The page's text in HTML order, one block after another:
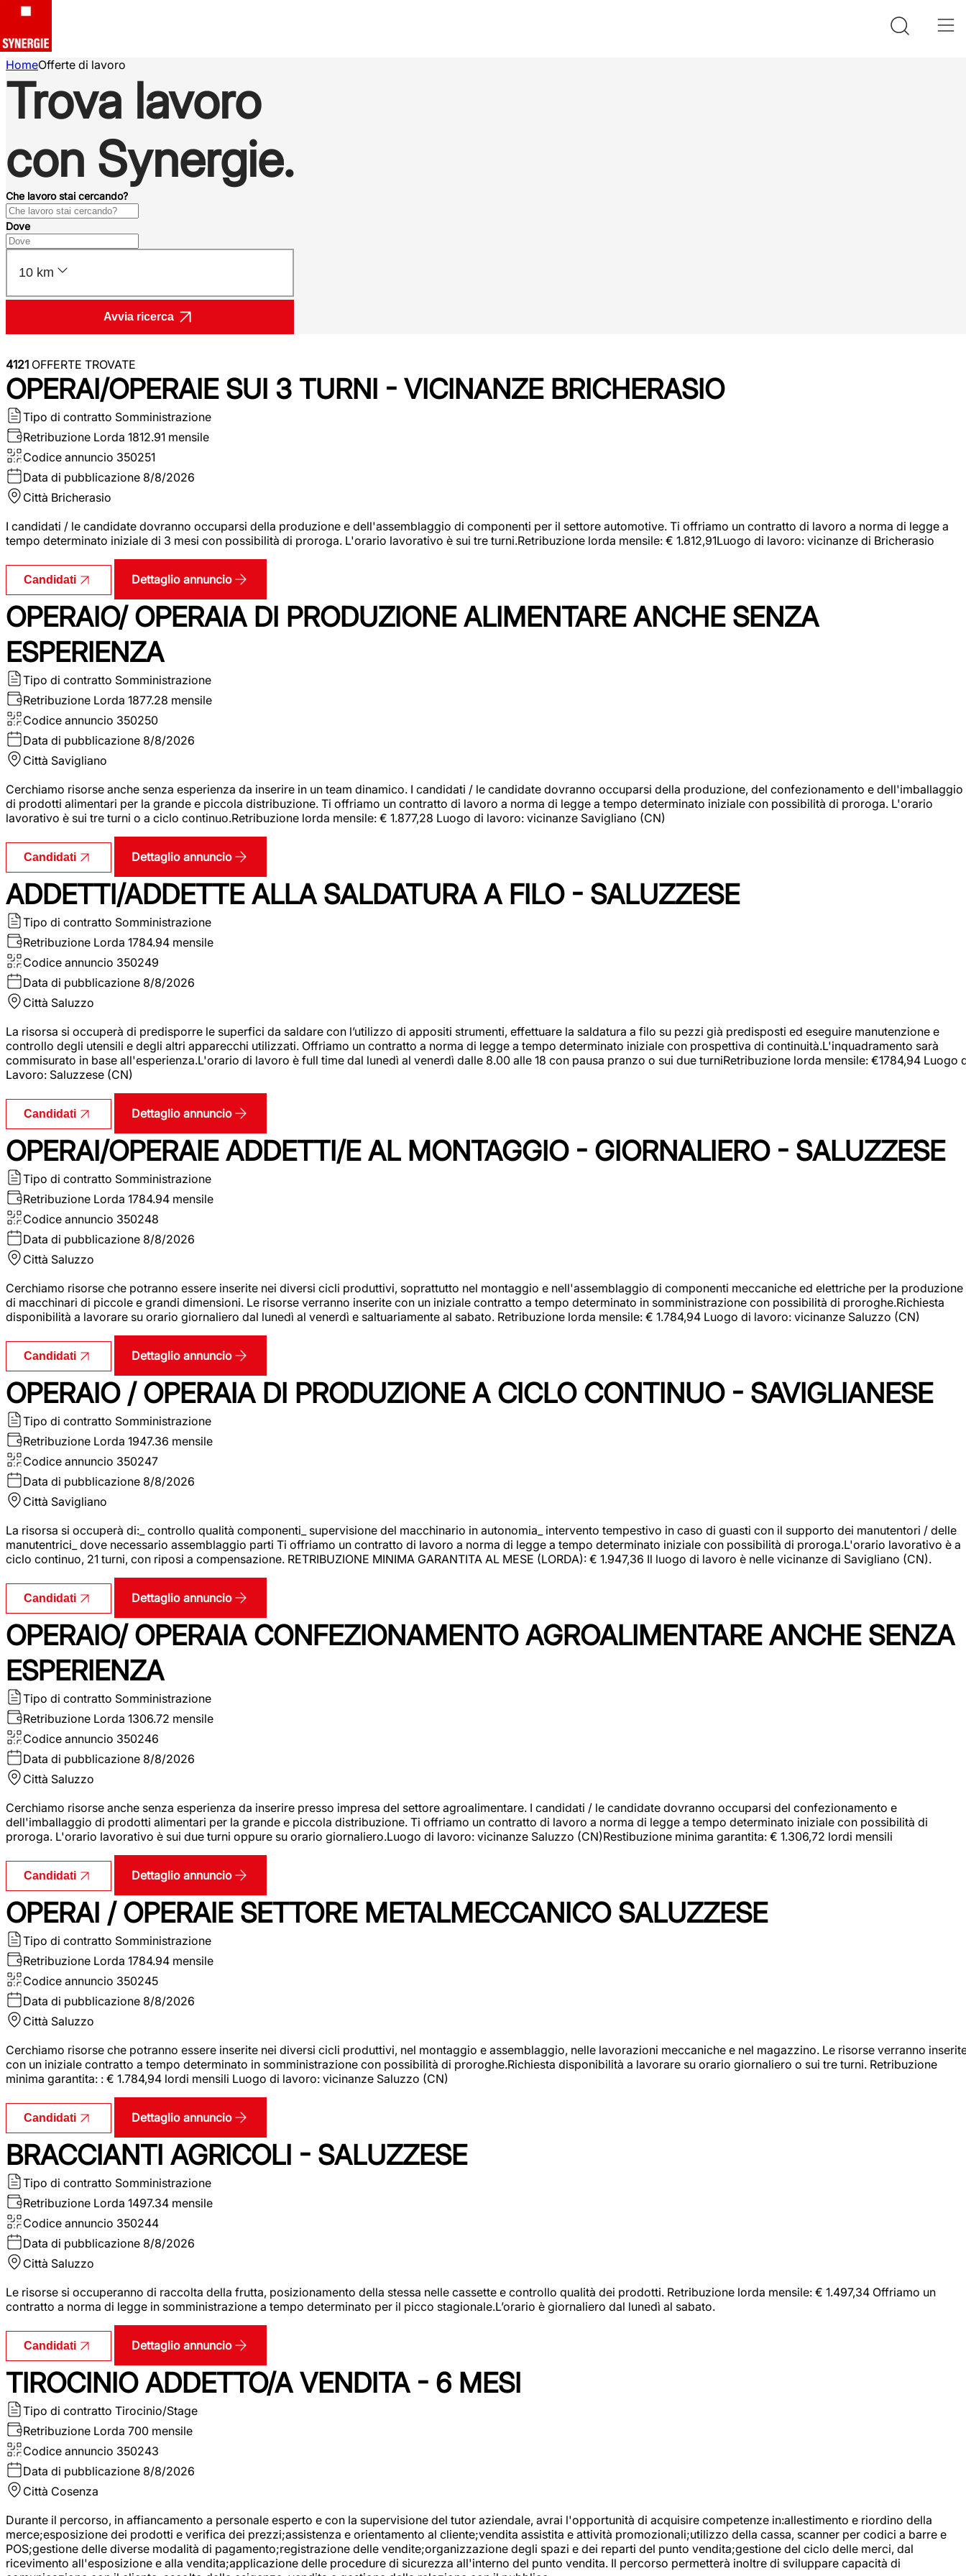
HomeOfferte di lavoro
Trova lavoro
con Synergie.
Che lavoro stai cercando?
Dove
10 km
Avvia ricerca
4121 OFFERTE TROVATE
OPERAI/OPERAIE SUI 3 TURNI - VICINANZE BRICHERASIO
Tipo di contratto Somministrazione
Retribuzione Lorda 1812.91 mensile
Codice annuncio 350251
Data di pubblicazione 8/8/2026
Città Bricherasio
I candidati / le candidate dovranno occuparsi della produzione e dell'assemblaggio di componenti per il settore automotive. Ti offriamo un contratto di lavoro a norma di legge a
tempo determinato iniziale di 3 mesi con possibilità di proroga. L'orario lavorativo è sui tre turni.Retribuzione lorda mensile: € 1.812,91Luogo di lavoro: vicinanze di Bricherasio
Candidati Dettaglio annuncio
OPERAIO/ OPERAIA DI PRODUZIONE ALIMENTARE ANCHE SENZA
ESPERIENZA
Tipo di contratto Somministrazione
Retribuzione Lorda 1877.28 mensile
Codice annuncio 350250
Data di pubblicazione 8/8/2026
Città Savigliano
Cerchiamo risorse anche senza esperienza da inserire in un team dinamico. I candidati / le candidate dovranno occuparsi della produzione, del confezionamento e dell'imballaggio
di prodotti alimentari per la grande e piccola distribuzione. Ti offriamo un contratto di lavoro a norma di legge a tempo determinato iniziale con possibilità di proroga. L'orario
lavorativo è sui tre turni o a ciclo continuo.Retribuzione lorda mensile: € 1.877,28 Luogo di lavoro: vicinanze Savigliano (CN)
Candidati Dettaglio annuncio
ADDETTI/ADDETTE ALLA SALDATURA A FILO - SALUZZESE
Tipo di contratto Somministrazione
Retribuzione Lorda 1784.94 mensile
Codice annuncio 350249
Data di pubblicazione 8/8/2026
Città Saluzzo
La risorsa si occuperà di predisporre le superfici da saldare con l’utilizzo di appositi strumenti, effettuare la saldatura a filo su pezzi già predisposti ed eseguire manutenzione e
controllo degli utensili e degli altri apparecchi utilizzati. Offriamo un contratto a norma di legge a tempo determinato iniziale con prospettiva di continuità.L'inquadramento sarà
commisurato in base all'esperienza.L'orario di lavoro è full time dal lunedì al venerdì dalle 8.00 alle 18 con pausa pranzo o sui due turniRetribuzione lorda mensile: €1784,94 Luogo
Lavoro: Saluzzese (CN)
Candidati Dettaglio annuncio
OPERAI/OPERAIE ADDETTI/E AL MONTAGGIO - GIORNALIERO - SALUZZESE
Tipo di contratto Somministrazione
Retribuzione Lorda 1784.94 mensile
Codice annuncio 350248
Data di pubblicazione 8/8/2026
Città Saluzzo
Cerchiamo risorse che potranno essere inserite nei diversi cicli produttivi, soprattutto nel montaggio e nell'assemblaggio di componenti meccaniche ed elettriche per la produzione
di macchinari di piccole e grandi dimensioni. Le risorse verranno inserite con un iniziale contratto a tempo determinato in somministrazione con possibilità di proroghe.Richiesta
disponibilità a lavorare su orario giornaliero dal lunedì al venerdì e saltuariamente al sabato. Retribuzione lorda mensile: € 1.784,94 Luogo di lavoro: vicinanze Saluzzo (CN)
Candidati Dettaglio annuncio
OPERAIO / OPERAIA DI PRODUZIONE A CICLO CONTINUO - SAVIGLIANESE
Tipo di contratto Somministrazione
Retribuzione Lorda 1947.36 mensile
Codice annuncio 350247
Data di pubblicazione 8/8/2026
Città Savigliano
La risorsa si occuperà di:_ controllo qualità componenti_ supervisione del macchinario in autonomia_ intervento tempestivo in caso di guasti con il supporto dei manutentori / delle
manutentrici_ dove necessario assemblaggio parti Ti offriamo un contratto di lavoro a norma di legge a tempo determinato iniziale con possibilità di proroga.L'orario lavorativo è a
ciclo continuo, 21 turni, con riposi a compensazione. RETRIBUZIONE MINIMA GARANTITA AL MESE (LORDA): € 1.947,36 Il luogo di lavoro è nelle vicinanze di Savigliano (CN).
Candidati Dettaglio annuncio
OPERAIO/ OPERAIA CONFEZIONAMENTO AGROALIMENTARE ANCHE SENZA
ESPERIENZA
Tipo di contratto Somministrazione
Retribuzione Lorda 1306.72 mensile
Codice annuncio 350246
Data di pubblicazione 8/8/2026
Città Saluzzo
Cerchiamo risorse anche senza esperienza da inserire presso impresa del settore agroalimentare. I candidati / le candidate dovranno occuparsi del confezionamento e
dell'imballaggio di prodotti alimentari per la grande e piccola distribuzione. Ti offriamo un contratto di lavoro a norma di legge a tempo determinato iniziale con possibilità di
proroga. L'orario lavorativo è sui due turni oppure su orario giornaliero.Luogo di lavoro: vicinanze Saluzzo (CN)Restibuzione minima garantita: € 1.306,72 lordi mensili
Candidati Dettaglio annuncio
OPERAI / OPERAIE SETTORE METALMECCANICO SALUZZESE
Tipo di contratto Somministrazione
Retribuzione Lorda 1784.94 mensile
Codice annuncio 350245
Data di pubblicazione 8/8/2026
Città Saluzzo
Cerchiamo risorse che potranno essere inserite nei diversi cicli produttivi, nel montaggio e assemblaggio, nelle lavorazioni meccaniche e nel magazzino. Le risorse verranno
con un iniziale contratto a tempo determinato in somministrazione con possibilità di proroghe.Richiesta disponibilità a lavorare su orario giornaliero o sui tre turni. Retribuzione
minima garantita: : € 1.784,94 lordi mensili Luogo di lavoro: vicinanze Saluzzo (CN)
Candidati Dettaglio annuncio
BRACCIANTI AGRICOLI - SALUZZESE
Tipo di contratto Somministrazione
Retribuzione Lorda 1497.34 mensile
Codice annuncio 350244
Data di pubblicazione 8/8/2026
Città Saluzzo
Le risorse si occuperanno di raccolta della frutta, posizionamento della stessa nelle cassette e controllo qualità dei prodotti. Retribuzione lorda mensile: € 1.497,34 Offriamo un
contratto a norma di legge in somministrazione a tempo determinato per il picco stagionale.L’orario è giornaliero dal lunedì al sabato.
Candidati Dettaglio annuncio
TIROCINIO ADDETTO/A VENDITA - 6 MESI
Tipo di contratto Tirocinio/Stage
Retribuzione Lorda 700 mensile
Codice annuncio 350243
Data di pubblicazione 8/8/2026
Città Cosenza
Durante il percorso, in affiancamento a personale esperto e con la supervisione del tutor aziendale, avrai l'opportunità di acquisire competenze in:allestimento e riordino della
merce;esposizione dei prodotti e verifica dei prezzi;assistenza e orientamento al cliente;vendita assistita e attività promozionali;utilizzo della cassa, scanner per codici a barre e
POS;gestione delle diverse modalità di pagamento;registrazione delle vendite;organizzazione degli spazi e dei reparti del punto vendita;gestione del ciclo delle merci, dal
ricevimento all'esposizione e alla vendita;applicazione delle procedure di sicurezza all'interno del punto vendita. Il percorso permetterà inoltre di sviluppare capacità di